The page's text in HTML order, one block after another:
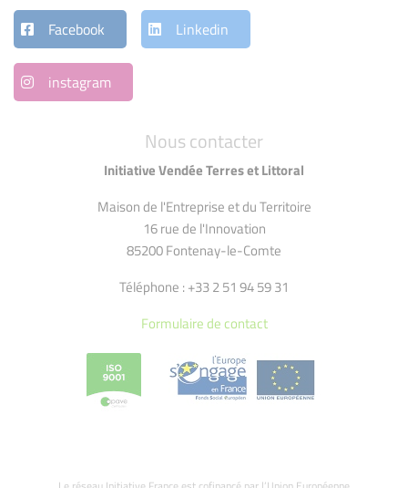
Nous contacter
Initiative Vendée Terres et Littoral
Maison de l'Entreprise et du Territoire
16 rue de l'Innovation
85200 Fontenay-le-Comte
Téléphone : +33 2 51 94 59 31
Formulaire de contact
Facebook Linkedin
instagram